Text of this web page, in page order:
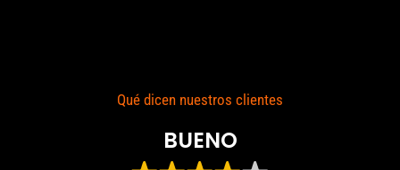
Qué dicen nuestros clientes
BUENO